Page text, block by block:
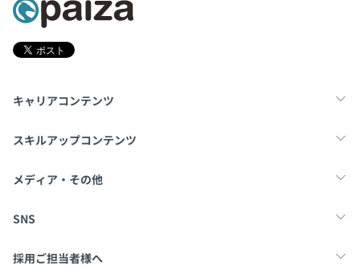
キャリアコンテンツ
転職・キャリア
スキルアップコンテンツ
学習
メディア・その他
Tech Team Journal
SNS
X
採用ご担当者様へ